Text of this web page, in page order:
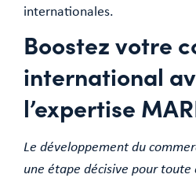
internationales.
Boostez votre
international
l’expertise
Le développement du
une étape décisive pour